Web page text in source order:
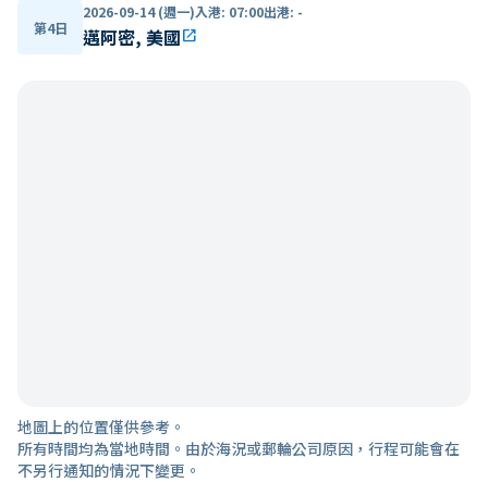
第4日
2026-09-14 (週一)入港: 07:00出港: -
邁阿密, 美國open_in_new
地圖上的位置僅供參考。
所有時間均為當地時間。由於海況或郵輪公司原因，行程可能會在
不另行通知的情況下變更。